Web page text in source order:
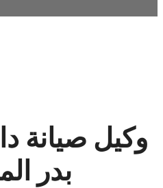
وكيل صيانة
بدر